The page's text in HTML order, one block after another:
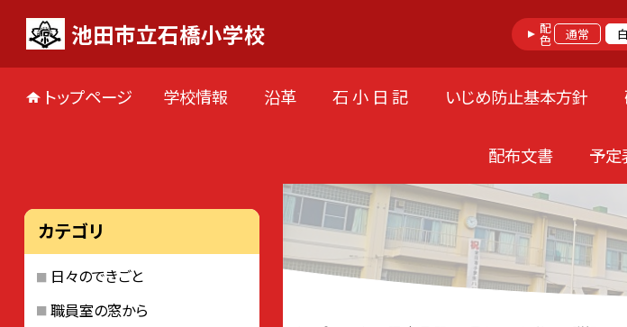
池田市立石橋小学校 配色 通常
トップページ 学校情報 沿革 石 小 日 記 いじめ防止基本方針
配布文書 予定
カテゴリ
日々のできごと
職員室の窓から